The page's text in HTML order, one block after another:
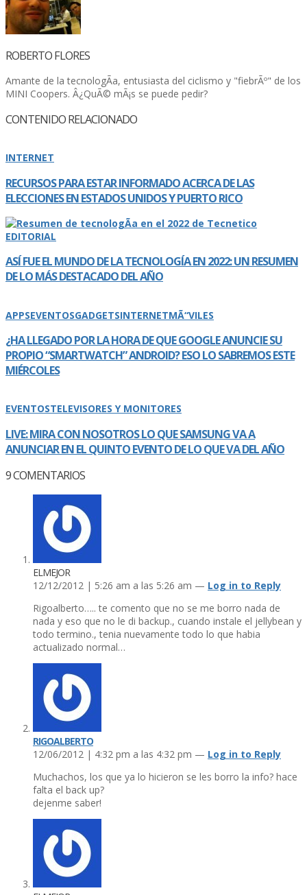
ROBERTO FLORES
Amante de la tecnologÃ­a, entusiasta del ciclismo y "fiebrÃº" de los
MINI Coopers. Â¿QuÃ© mÃ¡s se puede pedir?
CONTENIDO RELACIONADO
INTERNET
RECURSOS PARA ESTAR INFORMADO ACERCA DE LAS
ELECCIONES EN ESTADOS UNIDOS Y PUERTO RICO
EDITORIAL
ASÍ­ FUE EL MUNDO DE LA TECNOLOGÍ­A EN 2022: UN RESUMEN
DE LO MÁS DESTACADO DEL AÑO
APPSEVENTOSGADGETSINTERNETMÃ“VILES
¿HA LLEGADO POR LA HORA DE QUE GOOGLE ANUNCIE SU
PROPIO “SMARTWATCH” ANDROID? ESO LO SABREMOS ESTE
MIÉRCOLES
EVENTOSTELEVISORES Y MONITORES
LIVE: MIRA CON NOSOTROS LO QUE SAMSUNG VA A
ANUNCIAR EN EL QUINTO EVENTO DE LO QUE VA DEL AÑO
9COMENTARIOS
ELMEJOR
12/12/2012 | 5:26 am a las 5:26 am — Log in to Reply
Rigoalberto….. te comento que no se me borro nada de
nada y eso que no le di backup., cuando instale el jellybean y
todo termino., tenia nuevamente todo lo que habia
actualizado normal…
RIGOALBERTO
12/06/2012 | 4:32 pm a las 4:32 pm — Log in to Reply
Muchachos, los que ya lo hicieron se les borro la info? hace
falta el back up?
dejenme saber!